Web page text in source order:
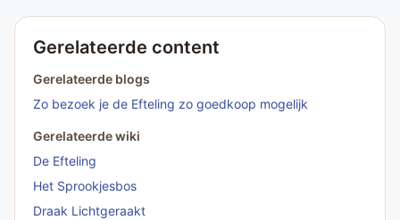
Gerelateerde content
Gerelateerde blogs
Zo bezoek je de Efteling zo goedkoop mogelijk
Gerelateerde wiki
De Efteling
Het Sprookjesbos
Draak Lichtgeraakt